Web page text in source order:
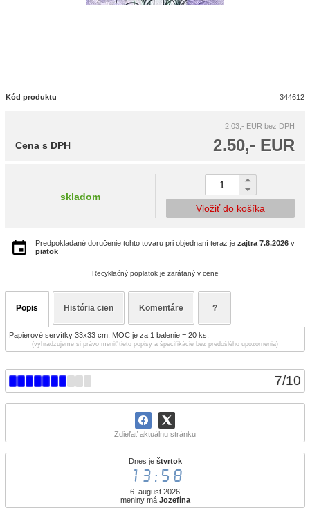
7/10
Zdieľať aktuálnu stránku
Dnes je štvrtok
13:58
6. august 2026
meniny má Jozefína
Kód produktu 344612
2.03,- EUR bez DPH
2.50,- EUR
Cena s DPH
skladom
Vložiť do košíka
Predpokladané doručenie tohto tovaru pri objednaní teraz je zajtra 7.8.2026 v
piatok
Recyklačný poplatok je zarátaný v cene
Popis História cien Komentáre ?
Papierové servítky 33x33 cm. MOC je za 1 balenie = 20 ks.
(vyhradzujeme si právo meniť tieto popisy a špecifikácie bez predošlého upozornenia)